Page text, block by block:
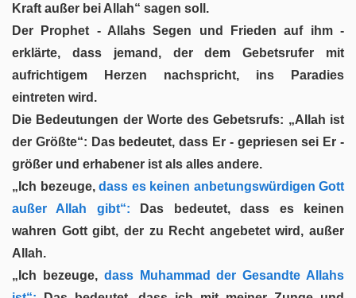
Kraft außer bei Allah“ sagen soll.
Der Prophet - Allahs Segen und Frieden auf ihm -
erklärte, dass jemand, der dem Gebetsrufer mit
aufrichtigem Herzen nachspricht, ins Paradies
eintreten wird.
Die Bedeutungen der Worte des Gebetsrufs: „Allah ist
der Größte“: Das bedeutet, dass Er - gepriesen sei Er -
größer und erhabener ist als alles andere.
„Ich bezeuge,dass es keinen anbetungswürdigen Gott
außer Allah gibt“: Das bedeutet, dass es keinen
wahren Gott gibt, der zu Recht angebetet wird, außer
Allah.
„Ich bezeuge,dass Muhammad der Gesandte Allahs